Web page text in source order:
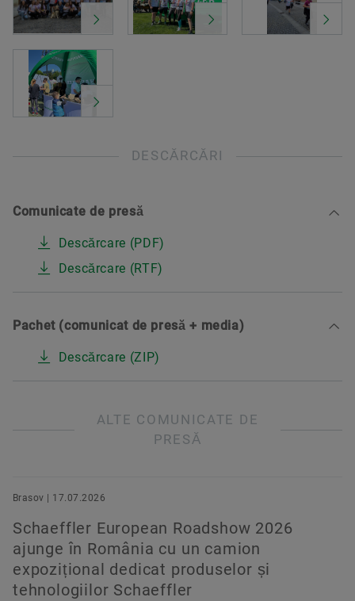
DESCĂRCĂRI
Comunicate de presă
Descărcare (PDF)
Descărcare (RTF)
Pachet (comunicat de presă + media)
Descărcare (ZIP)
ALTE COMUNICATE DE
PRESĂ
Brasov | 17.07.2026
Schaeffler European Roadshow 2026
ajunge în România cu un camion
expozițional dedicat produselor și
tehnologiilor Schaeffler